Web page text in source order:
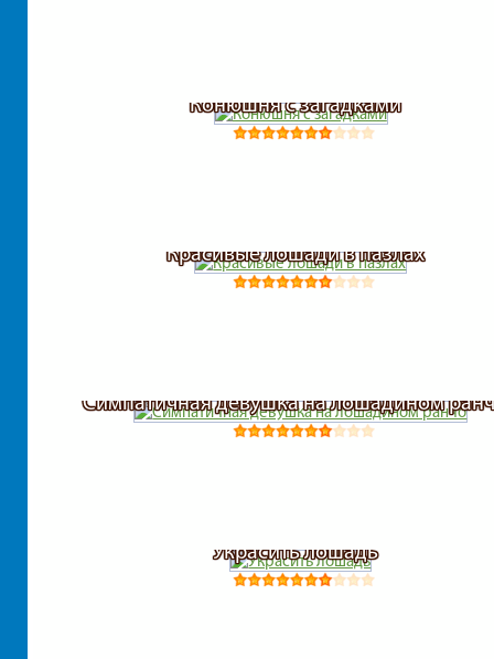
Конюшня с загадками
Красивые лошади в пазлах
Симпатичная девушка на лошадином
Украсить лошадь